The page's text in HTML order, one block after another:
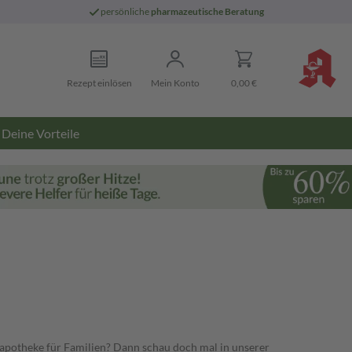
persönliche pharmazeutische Beratung
Rezept einlösen Mein Konto 0,00 €
Deine Vorteile
für Familien? Dann schau doch mal in unserer